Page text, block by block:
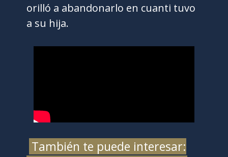
orilló a abandonarlo en cuanti tuvo
a su hija.
También te puede interesar: